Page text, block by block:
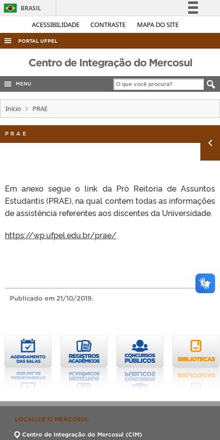
ACESSIBILIDADE CONTRASTE MAPA DO SITE
BRASIL
Simplifique!
Acesso à informação
Legislação
Canais
PORTAL UFPEL
ACESSO À INFORMAÇÃO
COBALTO
CONCURSOS
EDITAIS
TELEFONES
Centro de Integração do Mercosul
MENU
Início PRAE
PRAE
Em anexo segue o link da Pró Reitoria de Assuntos
Estudantis (PRAE), na qual contem todas as informações
de assistência referentes aos discentes da Universidade.
https://wp.ufpel.edu.br/prae/
Publicado em 21/10/2019.
LOCALIZE O MERCOSUL
Centro de Integração do Mercosul (CIM)